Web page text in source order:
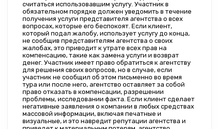
считаться использовавшим услугу. Участник в
обязательном порядке должен уведомить в течение
получения услуги представителя агентства о всех
вопросах, которые его беспокоят. Если клиент,
который подал жалобу, использует услугу до конца,
не сообщив представителям агентства о своих
жалобах, это приводит к утрате всех прав на
компенсацию, такие как замена услуги и возврат
денег. Участник имеет право обратиться к агентству
для решения своих вопросов, но в случае, если
участник не сообщил об этом письменно во время
тура или после него, агентство оставляет за собой
право отказать в компенсации, разрешении
проблемы, исследовании факта. Если клиент сделает
негативные заявления о компании в любых средствах
массовой информации, включая печатные и
визуальные, и это навредит репутации агентства и